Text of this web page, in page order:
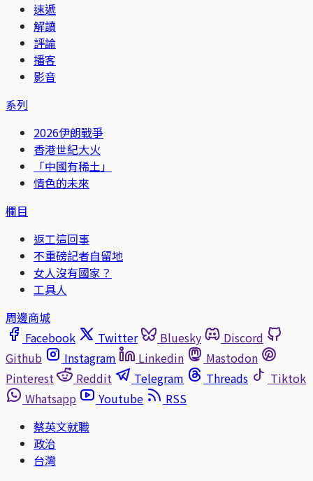
速遞
解讀
評論
播客
影音
系列
2026伊朗戰爭
香港世紀大火
「中國有稀土」
情色的未來
欄目
返工這回事
不重磅記者自留地
女人沒有國家？
工具人
周邊商城
Facebook
Twitter Bluesky
Discord
Github
Instagram Linkedin
Mastodon
Pinterest
Reddit Telegram Threads
Tiktok
Whatsapp
Youtube
RSS
蔡英文就職
政治
台灣